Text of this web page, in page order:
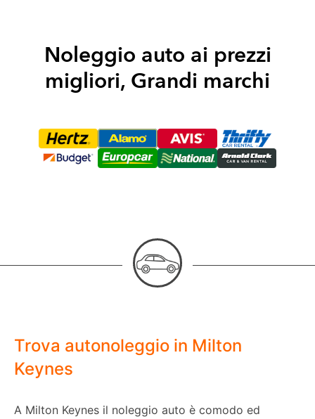
Noleggio auto ai prezzi
migliori, Grandi marchi
Trova autonoleggio in Milton
Keynes
A Milton Keynes il noleggio auto è comodo ed